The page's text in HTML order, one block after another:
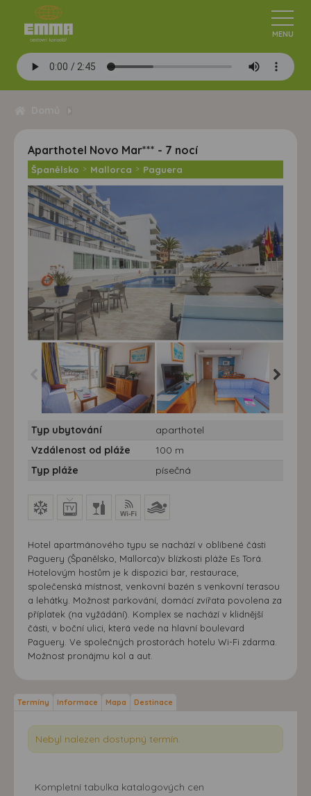
Aparthotel Novo Mar*** - 7 nocí
Španělsko > Mallorca > Paguera
7 nocí - Novo Mar,
Paguera, salon
7 nocí - Novo Mar,
Paguera, salon
Typ ubytování
aparthotel
Vzdálenost od pláže
100 m
Typ pláže
písečná
Hotel apartmánového typu se nachází v oblíbené části
Paguery (Španělsko, Mallorca)v blízkosti pláže Es Torá.
Hotelovým hostům je k dispozici bar, restaurace,
společenská místnost, venkovní bazén s venkovní terasou
a lehátky. Možnost parkování, domácí zvířata povolena za
příplatek (na vyžádání). Komplex se nachází v klidnější
části, v boční ulici, která vede na hlavní boulevard
Paguery. Ve společných prostorách hotelu Wi-Fi zdarma.
Možnost pronájmu kol a aut.
Termíny Informace Mapa Destinace
Nebyl nalezen dostupný termín.
Kompletní tabulka katalogových cen